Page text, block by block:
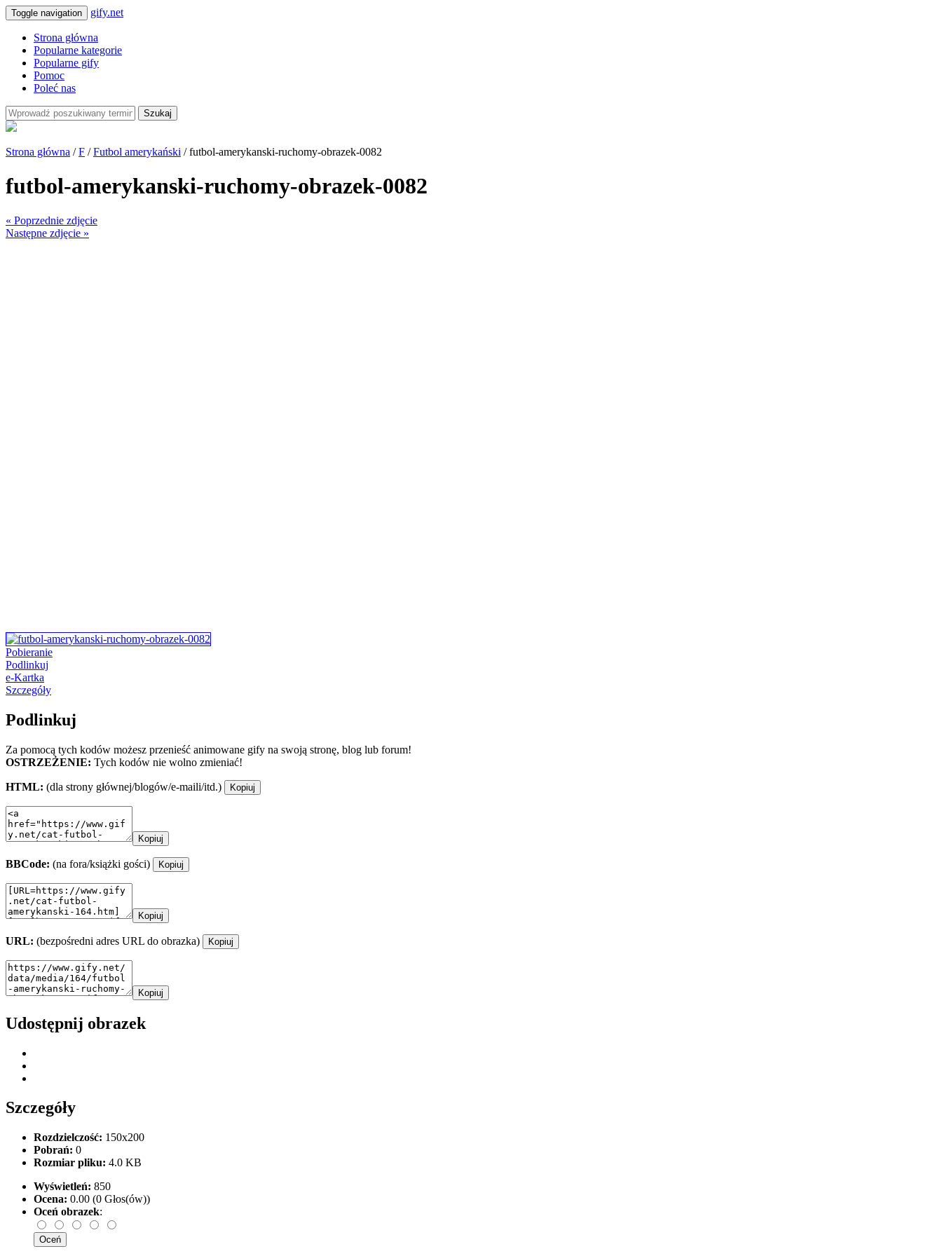
Toggle navigation gify.net
Strona główna
Popularne kategorie
Popularne gify
Pomoc
Poleć nas
Szukaj
Strona główna /F /Futbol amerykański / futbol-amerykanski-ruchomy-obrazek-0082
futbol-amerykanski-ruchomy-obrazek-0082
« Poprzednie zdjęcie
Następne zdjęcie »
Pobieranie
Podlinkuj
e-Kartka
Szczegóły
Podlinkuj
Za pomocą tych kodów możesz przenieść animowane gify na swoją stronę, blog lub forum!
OSTRZEŻENIE: Tych kodów nie wolno zmieniać!
HTML: (dla strony głównej/blogów/e-maili/itd.) Kopiuj
Kopiuj
BBCode: (na fora/książki gości) Kopiuj
Kopiuj
URL: (bezpośredni adres URL do obrazka) Kopiuj
Kopiuj
Udostępnij obrazek
Szczegóły
Rozdzielczość: 150x200
Pobrań: 0
Rozmiar pliku: 4.0 KB
Wyświetleń: 850
Ocena: 0.00 (0 Głos(ów))
Oceń obrazek: